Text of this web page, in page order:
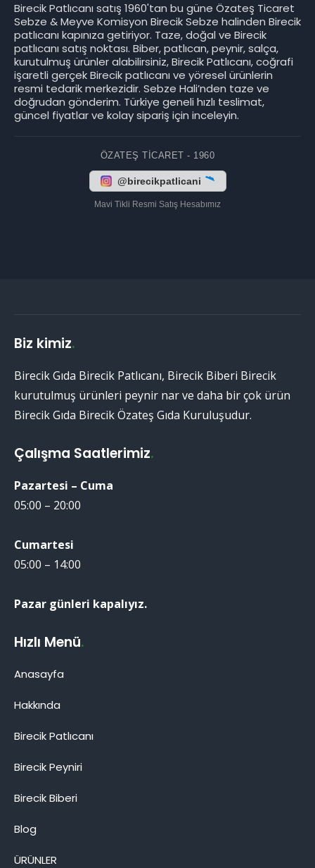
Birecik Patlıcanı satış 1960'tan bu güne Özateş Ticaret
Sebze & Meyve Komisyon Birecik Sebze halinden Birecik
patlıcanı kapınıza getiriyor. Taze, doğal ve Birecik
patlıcanı satış noktası. Biber, patlıcan, peynir, salça,
kurutulmuş ürünler alabilirsiniz, Birecik Patlıcanı, coğrafi
işaretli gerçek Birecik patlıcanı ve yöresel ürünlerin
resmi tedarik merkezidir. Sebze Hali’nden taze ve
doğrudan gönderim. Türkiye geneli hızlı teslimat,
güncel fiyatlar ve kolay sipariş için inceleyin.
ÖZATEŞ TICARET - 1960
@birecikpatlicani
Mavi Tikli Resmi Satış Hesabımız
Biz kimiz.
Birecik Gıda Birecik Patlıcanı, Birecik Biberi Birecik
kurutulmuş ürünleri peynir nar ve daha bir çok ürün
Birecik Gıda Birecik Özateş Gıda Kuruluşudur.
Çalışma Saatlerimiz.
Pazartesi – Cuma
05:00 – 20:00
Cumartesi
05:00 – 14:00
Pazar günleri kapalıyız.
Hızlı Menü.
Anasayfa
Hakkında
Birecik Patlıcanı
Birecik Peyniri
Birecik Biberi
Blog
ÜRÜNLER